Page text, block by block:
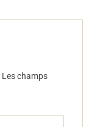
Les champs